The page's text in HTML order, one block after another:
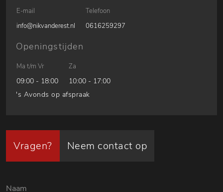
E-mail
info@nikvanderest.nl
Telefoon
0616259297
Openingstijden
Ma t/m Vr
09:00 - 18:00
Za
10:00 - 17:00
's Avonds op afspraak
Vragen? Neem contact op